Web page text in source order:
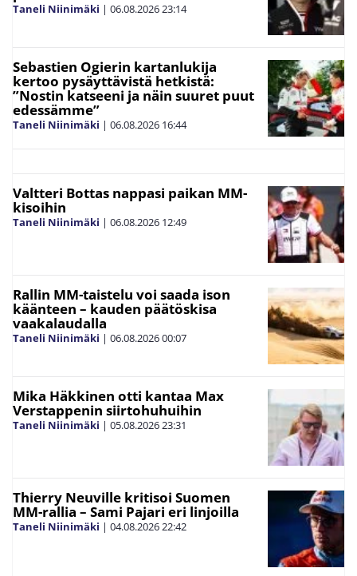
Taneli Niinimäki | 06.08.202623:14
Sebastien Ogierin kartanlukija
kertoo pysäyttävistä hetkistä:
”Nostin katseeni ja näin suuret puut
edessämme”
Taneli Niinimäki | 06.08.2026 16:44
Valtteri Bottas nappasi paikan MM-
kisoihin
Taneli Niinimäki | 06.08.2026 12:49
Rallin MM-taistelu voi saada ison
käänteen – kauden päätöskisa
vaakalaudalla
Taneli Niinimäki | 06.08.202600:07
Mika Häkkinen otti kantaa Max
Verstappenin siirtohuhuihin
Taneli Niinimäki | 05.08.202623:31
Thierry Neuville kritisoi Suomen
MM-rallia – Sami Pajari eri linjoilla
Taneli Niinimäki | 04.08.202622:42